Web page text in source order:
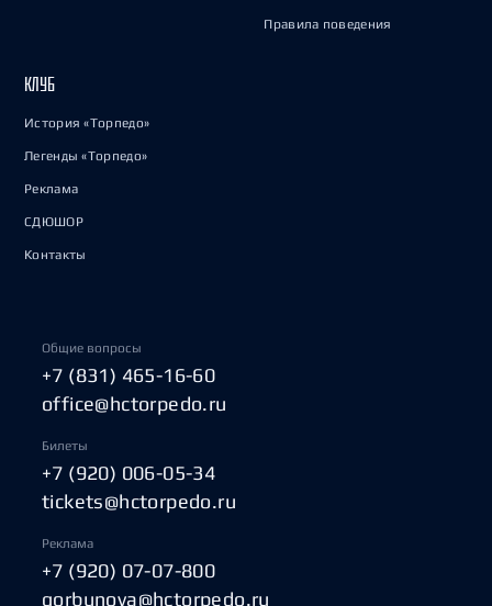
Правила поведения
КЛУБ
История «Торпедо»
Легенды «Торпедо»
Реклама
СДЮШОР
Контакты
Общие вопросы
+7 (831) 465-16-60
office@hctorpedo.ru
Билеты
+7 (920) 006-05-34
tickets@hctorpedo.ru
Реклама
+7 (920) 07-07-800
gorbunova@hctorpedo.ru